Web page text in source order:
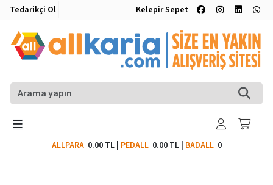
Tedarikçi Ol Kelepir Sepet
ALLPARA 0.00 TL| PEDALL 0.00 TL| BADALL0